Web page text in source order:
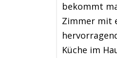
bekommt
Zimmer mit
Küche im